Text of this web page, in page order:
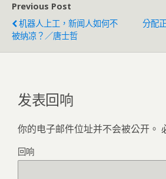
Previous Post
机器人上工，新闻人如何不
被纳凉？／唐士哲
分配正义 从彭淮南
发表回响
你的电子邮件位址并不会被公开。
回响